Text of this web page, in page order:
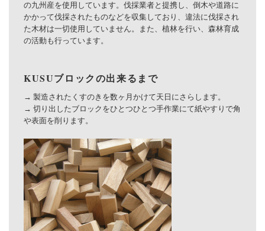
の九州産を使用しています。伐採業者と提携し、倒木や道路に
かかって伐採されたものなどを収集しており、違法に伐採され
た木材は一切使用していません。また、植林を行い、森林育成
の活動も行っています。
KUSUブロックの出来るまで
→ 製造されたくすのきを数ヶ月かけて天日にさらします。
→ 切り出したブロックをひとつひとつ手作業にて紙やすりで角
や表面を削ります。